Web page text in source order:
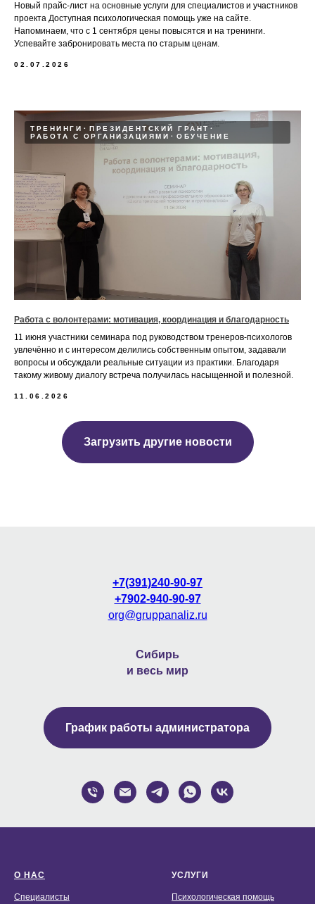
Новый прайс-лист на основные услуги для специалистов и участников
проекта Доступная психологическая помощь уже на сайте.
Напоминаем, что с 1 сентября цены повысятся и на тренинги.
Успевайте забронировать места по старым ценам.
02.07.2026
ТРЕНИНГИ
ПРЕЗИДЕНТСКИЙ ГРАНТ
РАБОТА С ОРГАНИЗАЦИЯМИ
ОБУЧЕНИЕ
Работа с волонтерами: мотивация, координация и благодарность
11 июня участники семинара под руководством тренеров-психологов
увлечённо и с интересом делились собственным опытом, задавали
вопросы и обсуждали реальные ситуации из практики. Благодаря
такому живому диалогу встреча получилась насыщенной и полезной.
11.06.2026
Загрузить другие новости
+7(391)240-90-97
+7902-940-90-97
org@gruppanaliz.ru
Сибирь
и весь мир
График работы администратора
О НАС
Специалисты
УСЛУГИ
Психологическая помощь